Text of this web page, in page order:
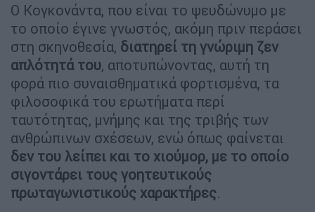
Ο Κογκονάντα, που είναι το ψευδώνυμο με
το οποίο έγινε γνωστός, ακόμη πριν περάσει
στη σκηνοθεσία, διατηρεί τη γνώριμη ζεν
απλότητά του, αποτυπώνοντας, αυτή τη
φορά πιο συναισθηματικά φορτισμένα, τα
φιλοσοφικά του ερωτήματα περί
ταυτότητας, μνήμης και της τριβής των
ανθρώπινων σχέσεων, ενώ όπως φαίνεται
δεν του λείπει και το χιούμορ, με το οποίο
σιγοντάρει τους γοητευτικούς
πρωταγωνιστικούς χαρακτήρες.